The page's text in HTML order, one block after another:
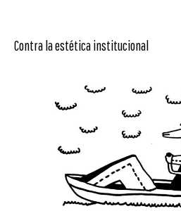
Contra la estética institucional